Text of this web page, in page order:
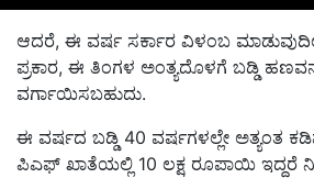
ಆದರೆ, ಈ ವರ್ಷ ಸರ್ಕಾರ ವಿಳಂಬ
ಪ್ರಕಾರ, ಈ ತಿಂಗಳ ಅಂತ್ಯದೊಳಗೆ ಬಡ್ಡಿ
ವರ್ಗಾಯಿಸಬಹುದು.
ಈ ವರ್ಷದ ಬಡ್ಡಿ 40 ವರ್ಷಗಳಲ್ಲೇ ಅತ್ಯಂತ
ಪಿಎಫ್ ಖಾತೆಯಲ್ಲಿ 10 ಲಕ್ಷ ರೂಪಾಯಿ ಇದ್ದರೆ